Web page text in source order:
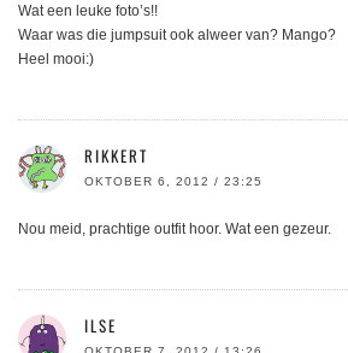
Wat een leuke foto’s!!
Waar was die jumpsuit ook alweer van? Mango?
Heel mooi:)
RIKKERT
OKTOBER 6, 2012 / 23:25
Nou meid, prachtige outfit hoor. Wat een gezeur.
ILSE